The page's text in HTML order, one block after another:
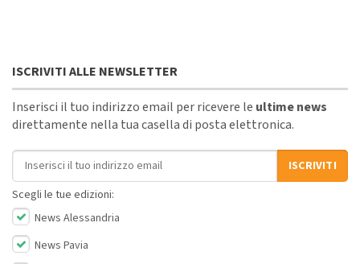
ISCRIVITI ALLE NEWSLETTER
Inserisci il tuo indirizzo email per ricevere le ultime news
direttamente nella tua casella di posta elettronica.
Indirizzo email
ISCRIVITI
Scegli le tue edizioni:
News Alessandria
News Pavia